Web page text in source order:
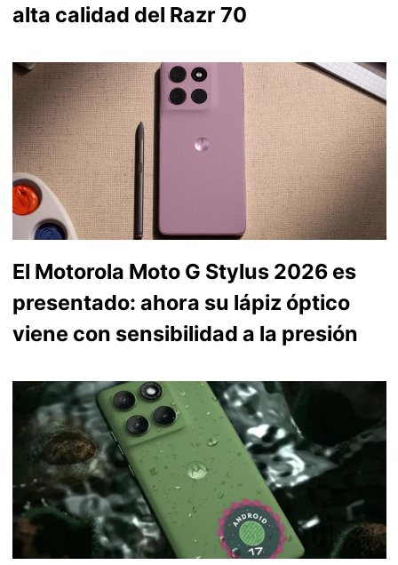
alta calidad del Razr 70
El Motorola Moto G Stylus 2026 es
presentado: ahora su lápiz óptico
viene con sensibilidad a la presión